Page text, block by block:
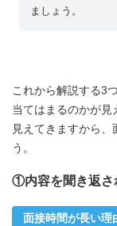
ましょう。
これから解説する3
当てはまるのかが見
見えてきますから
う。
①内容を聞き返さ
面接時間が長い理